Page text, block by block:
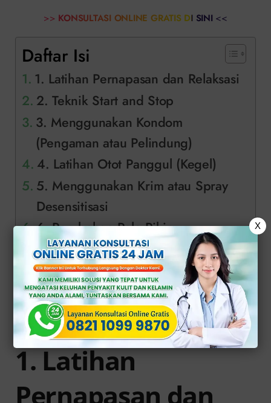
>> KONSULTASI ONLINE GRATIS DI SINI <<
Daftar Isi
1. Latihan Pernapasan dan Relaksasi
2. Teknik Start and Stop
3. Menggunakan Kondom
(Pengaman atau Pelindung)
4. Latihan Otot Panggul (Kegel)
5. Menggunakan Krim atau Spray
Desensitisasi
6. Perubahan Pola Pikir
7. Konsultasi dengan Dokter Ahli
Andrologi
Solusi Terpercaya Atasi Ejakulasi
Dini di Klinik Apollo
1. Latihan
Pernapasan dan
X